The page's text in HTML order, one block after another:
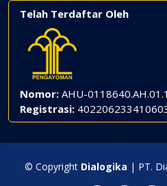
Telah Terdaftar Oleh
Nomor: AHU-
Registrasi:
© Copyright Dialogika | PT.